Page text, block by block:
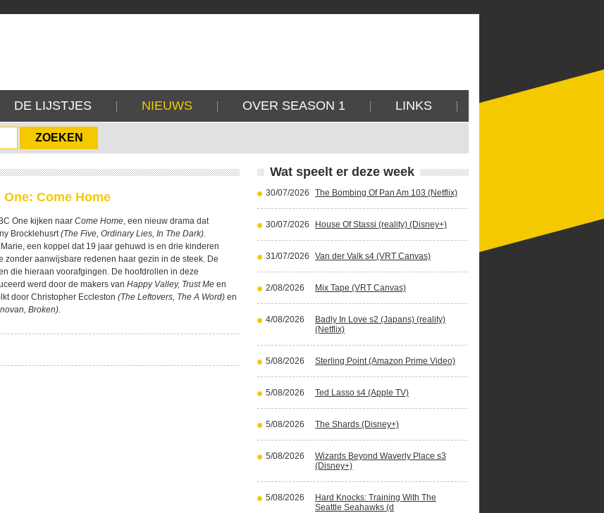
DE LIJSTJES NIEUWS OVER SEASON 1 LINKS
Come Home
One kijken naar Come Home, een nieuw drama dat
Brocklehusrt(The Five, Ordinary Lies, In The Dark).
een koppel dat 19 jaar gehuwd is en drie kinderen
zonder aanwijsbare redenen haar gezin in de steek. De
die hieraan voorafgingen. De hoofdrollen in deze
werd door de makers van Happy Valley, Trust Me en
door Christopher Eccleston (The Leftovers, The A Word) en
Broken).
Wat speelt er deze week
30/07/2026 The Bombing Of Pan Am 103 (Netflix)
30/07/2026 House Of Stassi (reality) (Disney+)
31/07/2026 Van der Valk s4 (VRT Canvas)
2/08/2026 Mix Tape (VRT Canvas)
4/08/2026
Badly In Love s2 (Japans) (reality)
(Netflix)
5/08/2026 Sterling Point (Amazon Prime Video)
5/08/2026 Ted Lasso s4 (Apple TV)
5/08/2026 The Shards (Disney+)
5/08/2026
Wizards Beyond Waverly Place s3
(Disney+)
5/08/2026
Hard Knocks: Training With The
Seattle Seahawks (d